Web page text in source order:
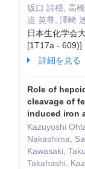
坂口 詩穏, 高
迫 英尊, 澤崎
日本生化学会
[1T17a -
詳細を見る
Role of
cleavage of
induced iron
Kazuyoshi
Nakashima,
Kawasaki,
Takahashi,